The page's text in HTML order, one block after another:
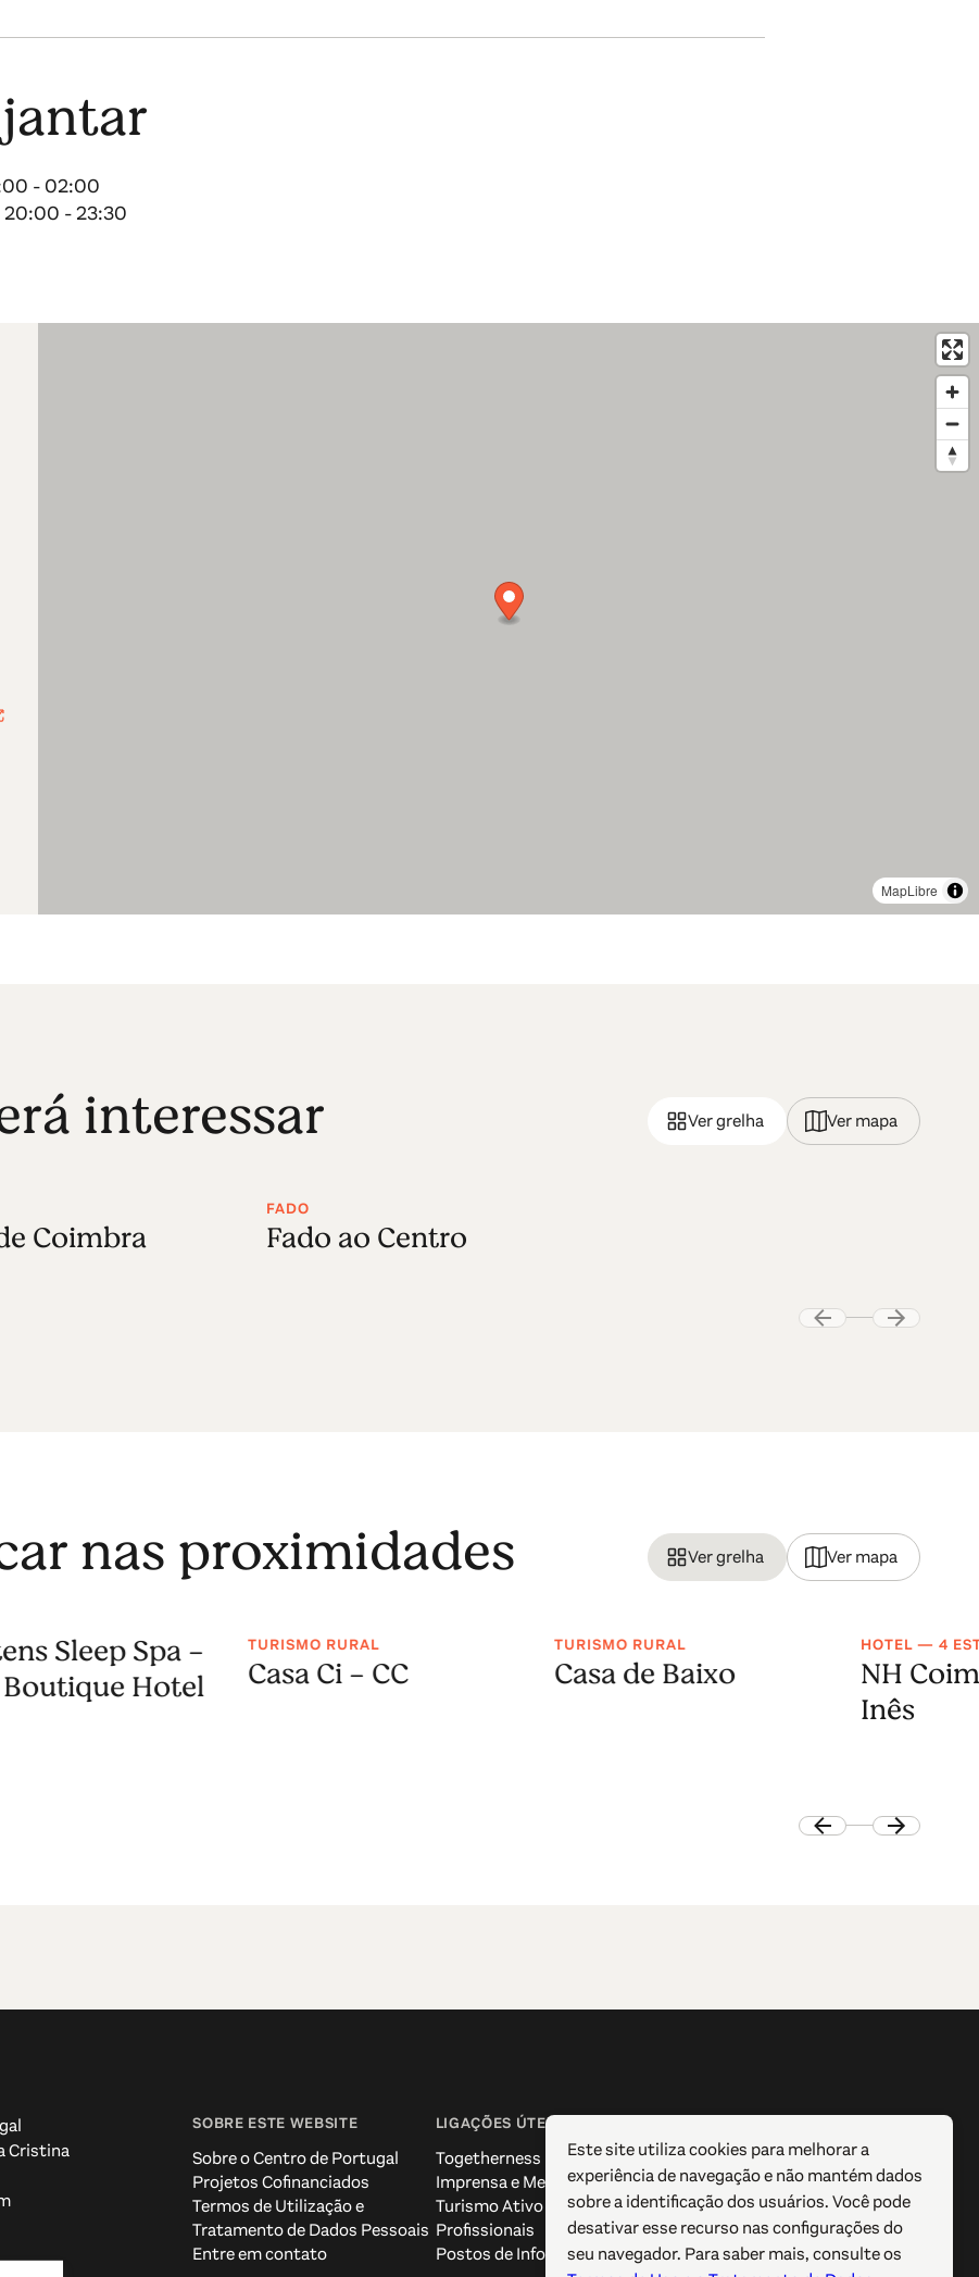
- 02:00
20:00 - 23:30
MapLibre
interessar Ver grelha Ver mapa
Coimbra
FADO
Fado ao Centro
nas proximidades Ver grelha Ver mapa
Sleep Spa -
Boutique Hotel
TURISMO RURAL
Casa Ci - CC
TURISMO RURAL
Casa de Baixo
HOTEL — 4
NH
Inês
Cristina
SOBRE ESTE WEBSITE
Sobre o Centro de Portugal
Projetos Cofinanciados
Termos de Utilização e
Tratamento de Dados Pessoais
Entre em contato
LIGAÇÕES ÚTEIS
Togetherness
Imprensa e Media
Turismo Ativo
Profissionais
Postos de Informação Turística
Facebook
Instagram
X / Twitter
Pinterest
YouTube
Este site utiliza cookies para melhorar a
experiência de navegação e não mantém dados
sobre a identificação dos usuários. Você pode
desativar esse recurso nas configurações do
seu navegador. Para saber mais, consulte os